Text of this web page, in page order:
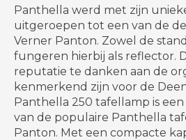
Panthella werd met zijn unieke
uitgeroepen tot een van de
Verner Panton. Zowel de
fungeren hierbij als reflector.
reputatie te danken aan de
kenmerkend zijn voor de
Panthella 250 tafellamp is
van de populaire Panthella
Panton. Met een compacte